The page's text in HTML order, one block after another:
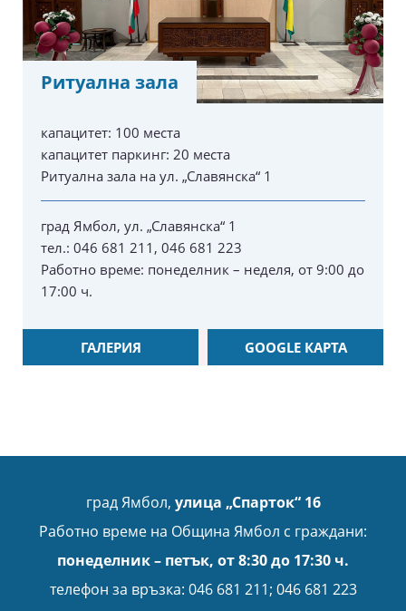
Ритуална зала
капацитет: 100 места
капацитет паркинг: 20 места
Ритуална зала на ул. „Славянска“ 1
град Ямбол, ул. „Славянска“ 1
тел.: 046 681 211, 046 681 223
Работно време: понеделник – неделя, от 9:00 до
17:00 ч.
ГАЛЕРИЯ GOOGLE КАРТА
град Ямбол, улица „Спарток“ 16
Работно време на Община Ямбол с граждани:
понеделник – петък, от 8:30 до 17:30 ч.
телефон за връзка: 046 681 211; 046 681 223